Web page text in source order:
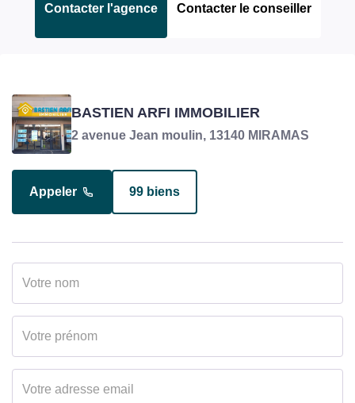
Contacter l'agence Contacter le conseiller
GONALONS ANTHONY
Négociateur en charge du bien
Appeler 15 biens
BASTIEN ARFI IMMOBILIER
2 avenue Jean moulin, 13140 MIRAMAS
Appeler 99 biens